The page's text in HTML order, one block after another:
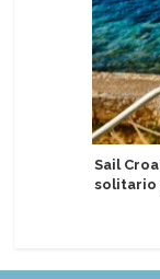
Sail
solitario